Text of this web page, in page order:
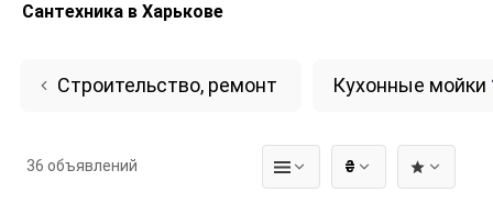
Сантехника в Харькове
Строительство, ремонт Кухонные мойки
₴
36 объявлений